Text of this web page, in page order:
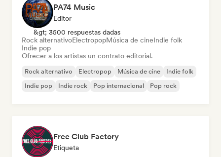
PA74 Music
Editor
&gt; 3500 respuestas dadas
Rock alternativoElectropopMúsica de cineIndie folk
Indie pop
Ofrecer a los artistas un contrato editorial.
Rock alternativo Electropop Música de cine
Indie folk
Indie pop
Indie rock Pop internacional Pop rock
Free Club Factory
Etiqueta